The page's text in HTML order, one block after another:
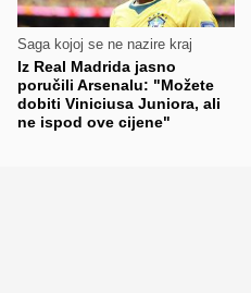
Saga kojoj se ne nazire kraj
Iz Real Madrida jasno
poručili Arsenalu: "Možete
dobiti Viniciusa Juniora, ali
ne ispod ove cijene"